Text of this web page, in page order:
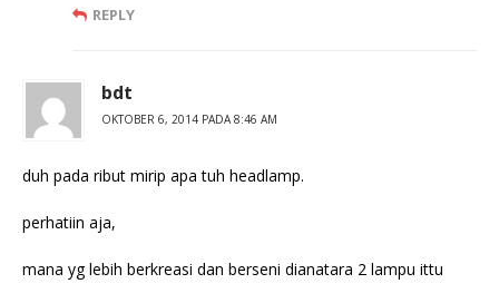
REPLY
bdt
OKTOBER 6, 2014 PADA 8:46 AM
duh pada ribut mirip apa tuh headlamp.
perhatiin aja,
mana yg lebih berkreasi dan berseni dianatara 2 lampu ittu